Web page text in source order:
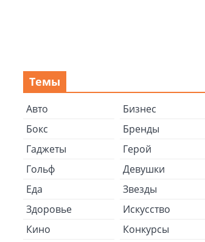
Темы
Авто
Бизнес
Бокс
Бренды
Гаджеты
Герой
Гольф
Девушки
Еда
Звезды
Здоровье
Искусство
Кино
Конкурсы